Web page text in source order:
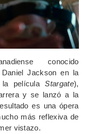
conocido
Jackson en la
la películaStargate),
y se lanzó a la
es una ópera
más reflexiva de
vistazo.